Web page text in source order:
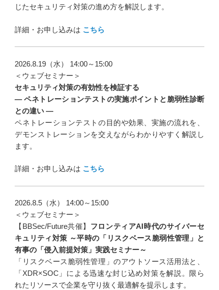
じたセキュリティ対策の進め方を解説します。
詳細・お申し込みは こちら
2026.8.19（水） 14:00～15:00
＜ウェブセミナー＞
セキュリティ対策の有効性を検証する
― ペネトレーションテストの実施ポイントと脆弱性診断
との違い ―
ペネトレーションテストの目的や効果、実施の流れを、
デモンストレーションを交えながらわかりやすく解説し
ます。
詳細・お申し込みは こちら
2026.8.5（水） 14:00～15:00
＜ウェブセミナー＞
【BBSec/Future共催】 フロンティアAI時代のサイバーセ
キュリティ対策 ～平時の「リスクベース脆弱性管理」と
有事の「侵入前提対策」実践セミナー～
「リスクベース脆弱性管理」のアウトソース活用法と、
「XDR×SOC」による迅速な封じ込め対策を解説。限ら
れたリソースで企業を守り抜く最適解を提示します。